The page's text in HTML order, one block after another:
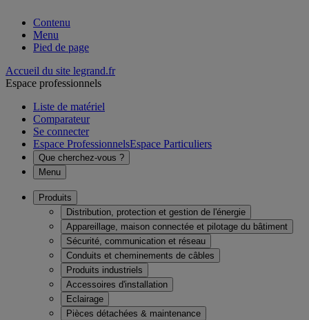
Contenu
Menu
Pied de page
Accueil du site legrand.fr
Espace professionnels
Liste de matériel
Comparateur
Se connecter
Espace ProfessionnelsEspace Particuliers
Que cherchez-vous ?
Menu
Produits
Distribution, protection et gestion de l'énergie
Appareillage, maison connectée et pilotage du bâtiment
Sécurité, communication et réseau
Conduits et cheminements de câbles
Produits industriels
Accessoires d'installation
Eclairage
Pièces détachées & maintenance